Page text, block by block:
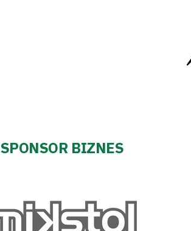
SPONSOR BIZNES